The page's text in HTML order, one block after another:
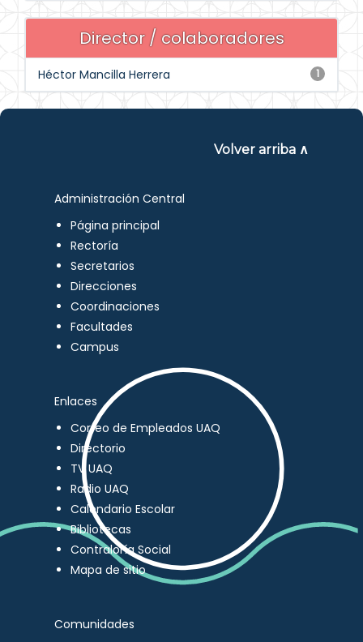
Director / colaboradores
1
Héctor Mancilla Herrera
Volver arriba ∧
Administración Central
Página principal
Rectoría
Secretarios
Direcciones
Coordinaciones
Facultades
Campus
Enlaces
Correo de Empleados UAQ
Directorio
TV UAQ
Radio UAQ
Calendario Escolar
Bibliotecas
Contraloría Social
Mapa de sitio
Comunidades